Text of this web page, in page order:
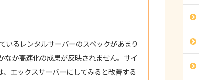
るレンタルサーバーのスペックがあまり
か高速化の成果が反映されません。サイ
エックスサーバーにしてみると改善する